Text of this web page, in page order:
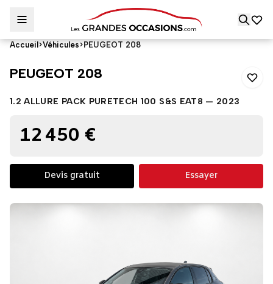
Accueil >Véhicules> PEUGEOT 208
PEUGEOT 208
PEUGEOT 208
1.2 ALLURE PACK PURETECH 100 S&S EAT8 — 2023
12 450 €
Devis gratuit Essayer